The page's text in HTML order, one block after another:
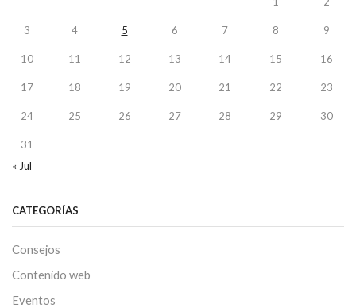
3 4 5 6 7 8 9
10 11 12 13 14 15 16
17 18 19 20 21 22 23
24 25 26 27 28 29 30
31
« Jul
CATEGORÍAS
Consejos
Contenido web
Eventos